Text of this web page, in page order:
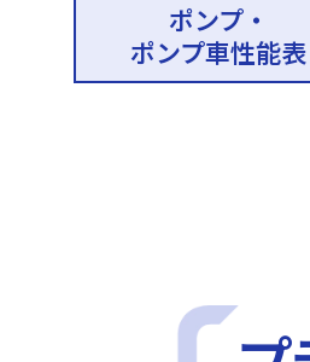
ポンプ・
ポンプ車性能表